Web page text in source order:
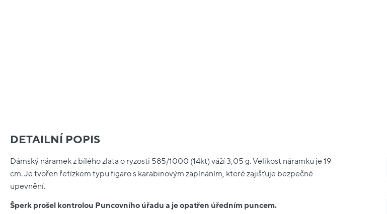
DETAILNÍ POPIS
Dámský náramek z bílého zlata o ryzosti 585/1000 (14kt) váží 3,05 g. Velikost náramku je 19
cm. Je tvořen řetízkem typu figaro s karabinovým zapínáním, které zajišťuje bezpečné
upevnění.
Šperk prošel kontrolou Puncovního úřadu a je opatřen úředním puncem.